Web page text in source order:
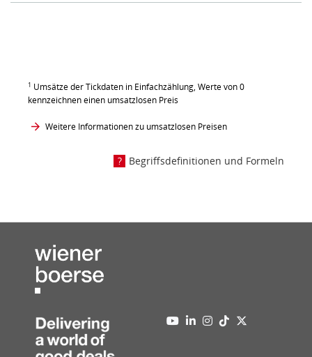
1 Umsätze der Tickdaten in Einfachzählung, Werte von 0
kennzeichnen einen umsatzlosen Preis
Weitere Informationen zu umsatzlosen Preisen
Begriffsdefinitionen und Formeln